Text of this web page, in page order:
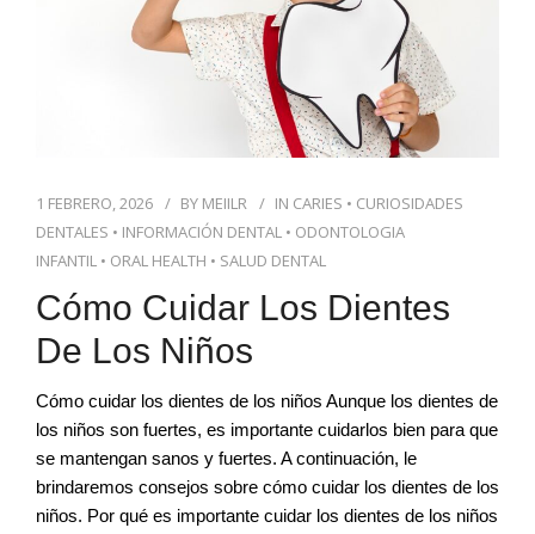
1 FEBRERO, 2026 BY MEIILR IN CARIES • CURIOSIDADES
DENTALES • INFORMACIÓN DENTAL • ODONTOLOGIA
INFANTIL • ORAL HEALTH • SALUD DENTAL
Cómo Cuidar Los Dientes
De Los Niños
Cómo cuidar los dientes de los niños Aunque los dientes de
los niños son fuertes, es importante cuidarlos bien para que
se mantengan sanos y fuertes. A continuación, le
brindaremos consejos sobre cómo cuidar los dientes de los
niños. Por qué es importante cuidar los dientes de los niños